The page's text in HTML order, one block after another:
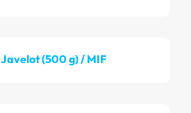
Javelot (500 g) / MIF